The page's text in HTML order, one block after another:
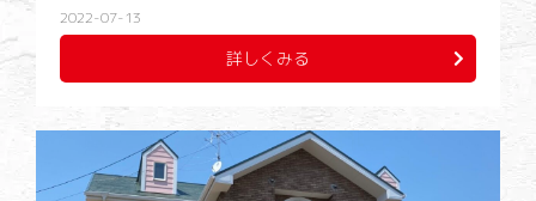
2022-07-13
詳しくみる